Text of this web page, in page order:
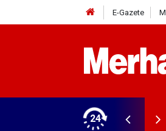
E-Gazete
24
Kampüsü'ne ziyaret